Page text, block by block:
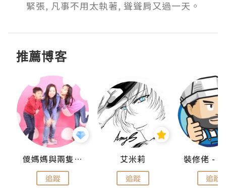
緊張, 凡事不用太執著, 聳聳肩又過一天。
推薦博客
儍媽媽與兩隻小魔怪之家
追蹤
艾米莉
追蹤 追蹤